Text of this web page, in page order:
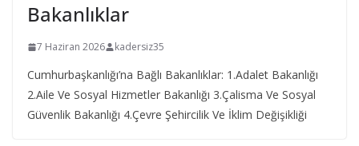
Bakanlıklar
7 Haziran 2026 kadersiz35
Cumhurbaşkanlığı’na Bağlı Bakanlıklar: 1.Adalet Bakanlığı
2.Aile Ve Sosyal Hizmetler Bakanlığı 3.Çalisma Ve Sosyal
Güvenlik Bakanlığı 4.Çevre Şehircilik Ve İklim Değişikliği